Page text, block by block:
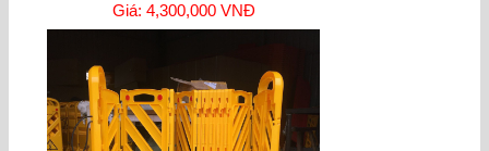
Giá: 4,300,000 VNĐ